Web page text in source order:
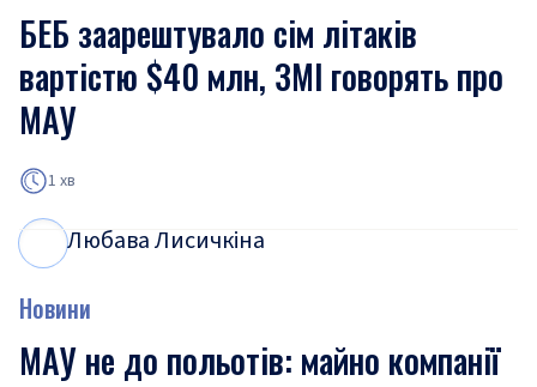
БЕБ заарештувало сім літаків
вартістю $40 млн, ЗМІ говорять про
МАУ
1 хв
Любава Лисичкіна
Новини
МАУ не до польотів: майно компанії